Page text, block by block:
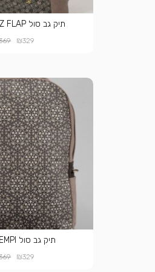
תיק גב סול S.O.L BEEZ FLAP
₪329
תיק גב סול S.O.L HEMPI
₪329